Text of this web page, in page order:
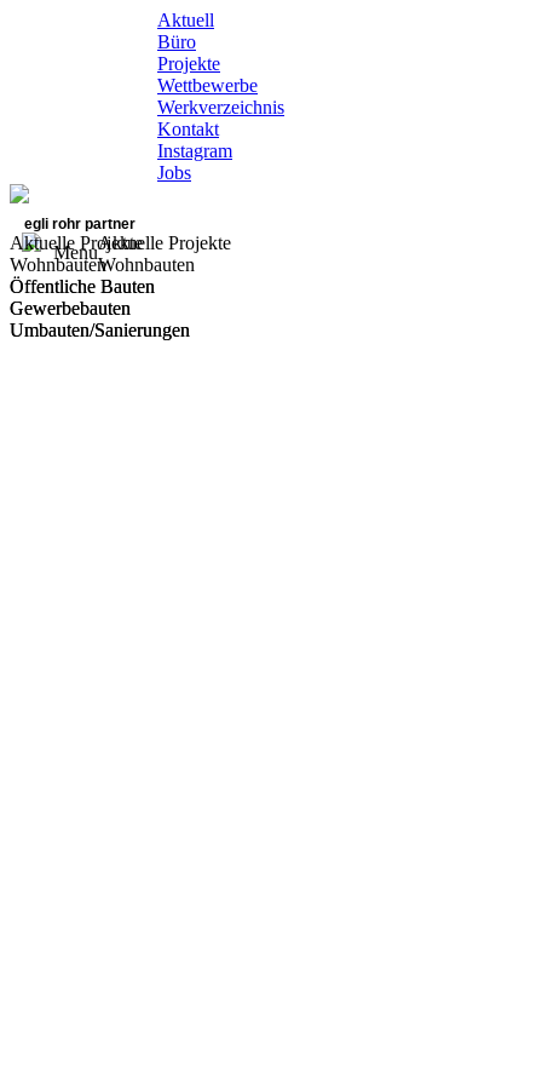
Aktuell
Büro
Projekte
Wettbewerbe
Werkverzeichnis
Kontakt
Instagram
Jobs
egli rohr partner
Menu
Aktuelle Projekte
Wohnbauten
Öffentliche Bauten
Gewerbebauten
Umbauten/Sanierungen
Aktuelle Projekte
Wohnbauten
Öffentliche Bauten
Gewerbebauten
Umbauten/Sanierungen